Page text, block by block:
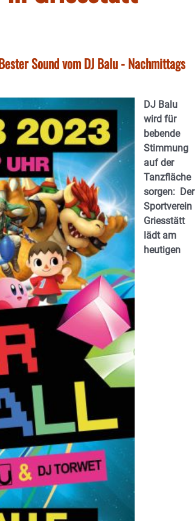
Sound vom DJ Balu - Nachmittags
DJ Balu
wird für
bebende
Stimmung
auf der
Tanzfläche
sorgen: Der
Sportverein
Griesstätt
lädt am
heutigen